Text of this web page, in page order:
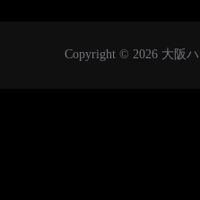
Copyright © 2026 大阪